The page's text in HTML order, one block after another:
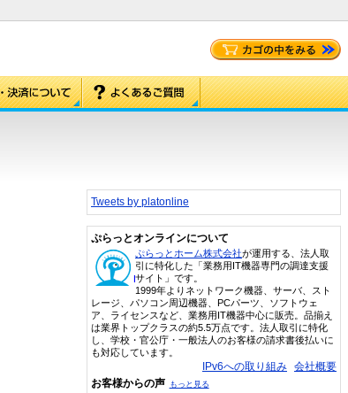
Tweets by platonline
ぷらっとオンラインについて
ぷらっとホーム株式会社が運用する、法人取
引に特化した「業務用IT機器専門の調達支援
サイト」です。
1999年よりネットワーク機器、サーバ、スト
レージ、パソコン周辺機器、PCパーツ、ソフトウェ
ア、ライセンスなど、業務用IT機器中心に販売。品揃え
は業界トップクラスの約5.5万点です。法人取引に特化
し、学校・官公庁・一般法人のお客様の請求書後払いに
も対応しています。
IPv6への取り組み 会社概要
お客様からの声 もっと見る